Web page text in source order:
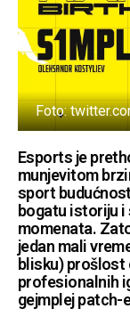
Foto:
Esports je
munjevitom
sport
bogatu istoriju i
momenata.
jedan mali
blisku) prošlost
profesionalnih
gejmplej patch-